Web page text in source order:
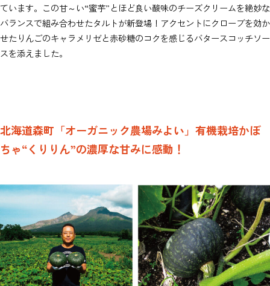
ています。この甘～い“蜜芋”とほど良い酸味のチーズクリームを絶妙な
バランスで組み合わせたタルトが新登場！アクセントにクローブを効か
せたりんごのキャラメリゼと赤砂糖のコクを感じるバタースコッチソー
スを添えました。
北海道森町「オーガニック農場みよい」有機栽培かぼ
ちゃ“くりりん”の濃厚な甘みに感動！